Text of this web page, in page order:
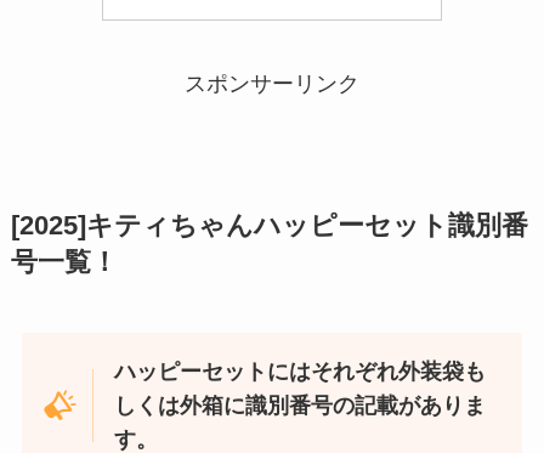
スポンサーリンク
[2025]キティちゃんハッピーセット識別番
号一覧！
ハッピーセットにはそれぞれ外装袋も
しくは外箱に識別番号の記載がありま
す。